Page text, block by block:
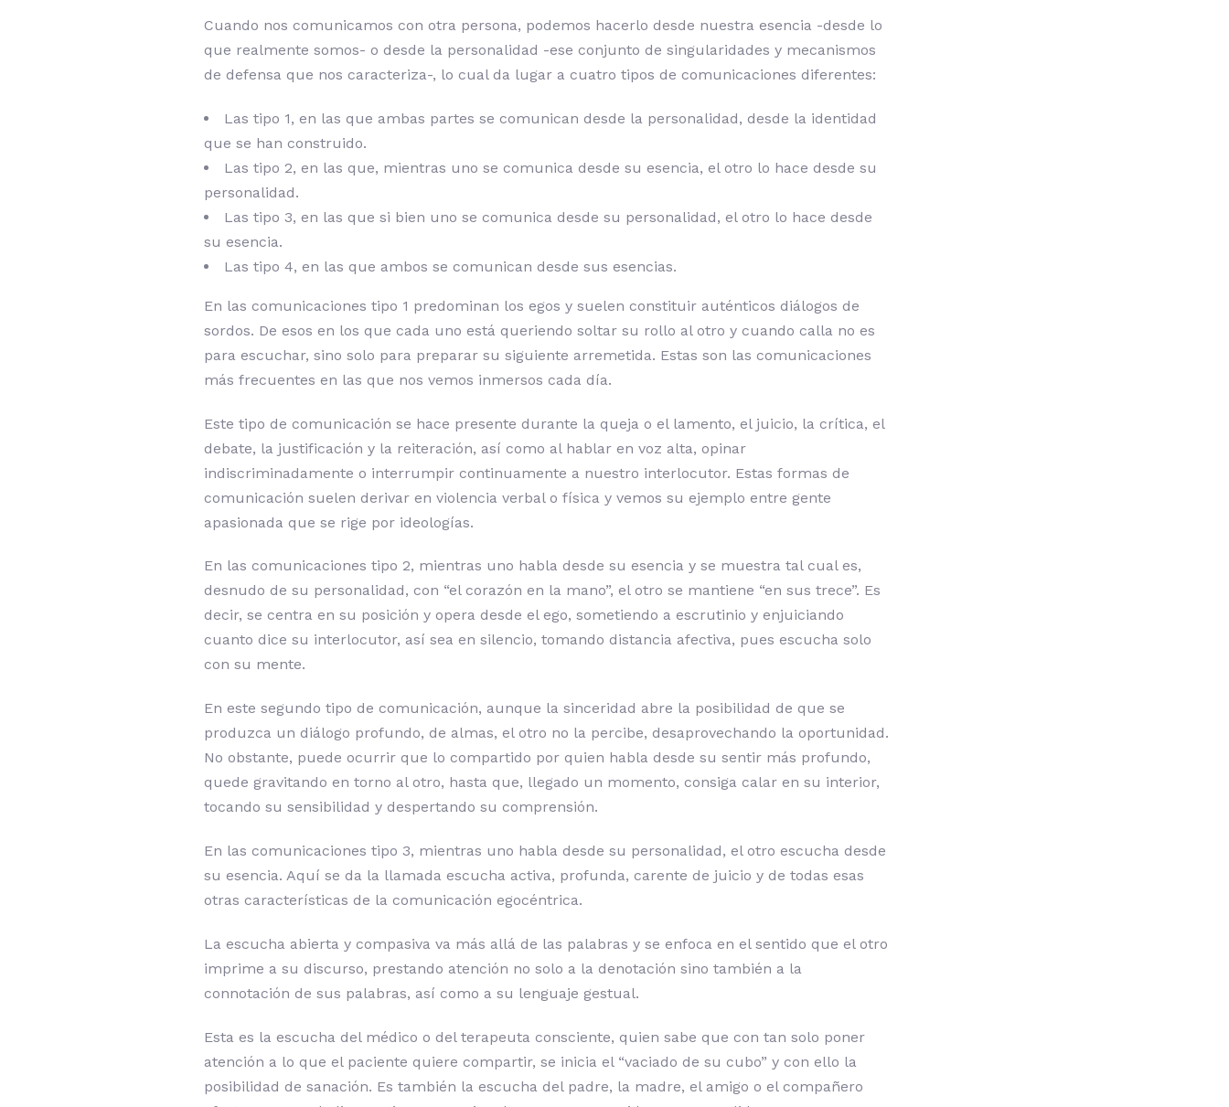
Cuando nos comunicamos con otra persona, podemos hacerlo desde nuestra esencia -desde lo
que realmente somos- o desde la personalidad -ese conjunto de singularidades y mecanismos
de defensa que nos caracteriza-, lo cual da lugar a cuatro tipos de comunicaciones diferentes:
Las tipo 1, en las que ambas partes se comunican desde la personalidad, desde la identidad
que se han construido.
Las tipo 2, en las que, mientras uno se comunica desde su esencia, el otro lo hace desde su
personalidad.
Las tipo 3, en las que si bien uno se comunica desde su personalidad, el otro lo hace desde
su esencia.
Las tipo 4, en las que ambos se comunican desde sus esencias.
En las comunicaciones tipo 1 predominan los egos y suelen constituir auténticos diálogos de
sordos. De esos en los que cada uno está queriendo soltar su rollo al otro y cuando calla no es
para escuchar, sino solo para preparar su siguiente arremetida. Estas son las comunicaciones
más frecuentes en las que nos vemos inmersos cada día.
Este tipo de comunicación se hace presente durante la queja o el lamento, el juicio, la crítica, el
debate, la justificación y la reiteración, así como al hablar en voz alta, opinar
indiscriminadamente o interrumpir continuamente a nuestro interlocutor. Estas formas de
comunicación suelen derivar en violencia verbal o física y vemos su ejemplo entre gente
apasionada que se rige por ideologías.
En las comunicaciones tipo 2, mientras uno habla desde su esencia y se muestra tal cual es,
desnudo de su personalidad, con “el corazón en la mano”, el otro se mantiene “en sus trece”. Es
decir, se centra en su posición y opera desde el ego, sometiendo a escrutinio y enjuiciando
cuanto dice su interlocutor, así sea en silencio, tomando distancia afectiva, pues escucha solo
con su mente.
En este segundo tipo de comunicación, aunque la sinceridad abre la posibilidad de que se
produzca un diálogo profundo, de almas, el otro no la percibe, desaprovechando la oportunidad.
No obstante, puede ocurrir que lo compartido por quien habla desde su sentir más profundo,
quede gravitando en torno al otro, hasta que, llegado un momento, consiga calar en su interior,
tocando su sensibilidad y despertando su comprensión.
En las comunicaciones tipo 3, mientras uno habla desde su personalidad, el otro escucha desde
su esencia. Aquí se da la llamada escucha activa, profunda, carente de juicio y de todas esas
otras características de la comunicación egocéntrica.
La escucha abierta y compasiva va más allá de las palabras y se enfoca en el sentido que el otro
imprime a su discurso, prestando atención no solo a la denotación sino también a la
connotación de sus palabras, así como a su lenguaje gestual.
Esta es la escucha del médico o del terapeuta consciente, quien sabe que con tan solo poner
atención a lo que el paciente quiere compartir, se inicia el “vaciado de su cubo” y con ello la
posibilidad de sanación. Es también la escucha del padre, la madre, el amigo o el compañero